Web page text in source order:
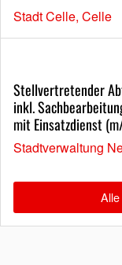
Stadt Celle, Celle
Stellvertretender
inkl.
mit Einsatzdienst
Stadtverwaltung